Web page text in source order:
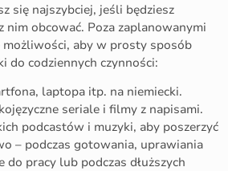
się najszybciej, jeśli będziesz
obcować. Poza zaplanowanymi
aby w prosty sposób
do codziennych czynności:
laptopa itp. na niemiecki.
seriale i filmy z napisami.
podcastów i muzyki, aby poszerzyć
– podczas gotowania, uprawiania
pracy lub podczas dłuższych